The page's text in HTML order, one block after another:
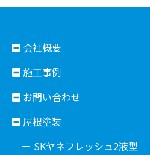
会社概要
施工事例
お問い合わせ
屋根塗装
ー SKヤネフレッシュ2液型